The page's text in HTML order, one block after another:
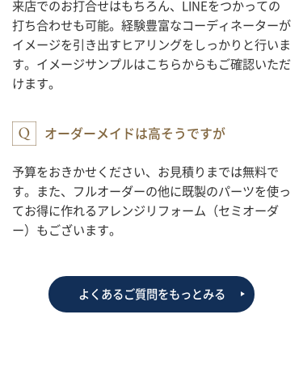
来店でのお打合せはもちろん、LINEをつかっての
打ち合わせも可能。経験豊富なコーディネーターが
イメージを引き出すヒアリングをしっかりと行いま
す。イメージサンプルはこちらからもご確認いただ
けます。
オーダーメイドは高そうですが
予算をおきかせください、お見積りまでは無料で
す。また、フルオーダーの他に既製のパーツを使っ
てお得に作れるアレンジリフォーム（セミオーダ
ー）もございます。
よくあるご質問をもっとみる